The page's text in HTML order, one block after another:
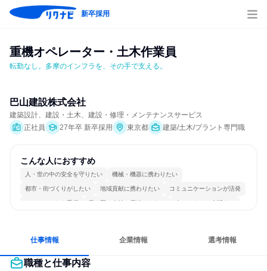
新卒採用
重機オペレーター・土木作業員
転勤なし。多摩のインフラを、その手で支える。
巴山建設株式会社
建築設計、建設・土木、建設・修理・メンテナンスサービス
正社員
27年卒 新卒採用 東京都 建築/土木/プラント専門職
こんな人におすすめ
人・世の中の安全を守りたい 機械・機器に携わりたい
都市・街づくりがしたい 地域貢献に携わりたい コミュニケーションが活発
チームワークを重視 長く同じ会社に居続けられる 人とたくさん会話する
仕事情報 企業情報 選考情報
職種と仕事内容